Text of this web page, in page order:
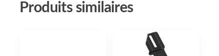
Produits similaires